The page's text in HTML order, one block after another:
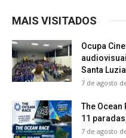
MAIS VISITADOS
Ocupa
Santa
7 de agosto
The
11
7 de agosto